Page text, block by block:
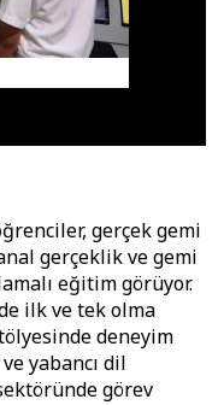
gerçek gemi
gerçeklik ve gemi
eğitim görüyor.
ilk ve tek olma
deneyim
yabancı dil
görev